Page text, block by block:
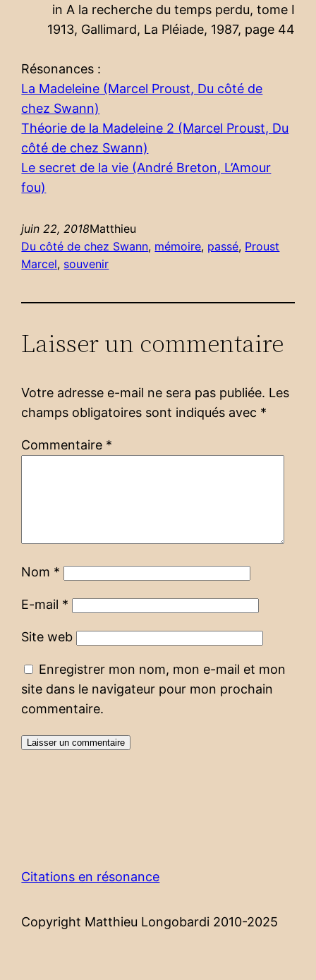
in A la recherche du temps perdu, tome I
1913, Gallimard, La Pléiade, 1987, page 44
Résonances :
La Madeleine (Marcel Proust, Du côté de
chez Swann)
Théorie de la Madeleine 2 (Marcel Proust, Du
côté de chez Swann)
Le secret de la vie (André Breton, L’Amour
fou)
juin 22, 2018Matthieu
Du côté de chez Swann, mémoire, passé, Proust
Marcel, souvenir
Laisser un commentaire
Votre adresse e-mail ne sera pas publiée. Les
champs obligatoires sont indiqués avec *
Commentaire *
Nom *
E-mail *
Site web
Enregistrer mon nom, mon e-mail et mon
site dans le navigateur pour mon prochain
commentaire.
Citations en résonance
Copyright Matthieu Longobardi 2010-2025